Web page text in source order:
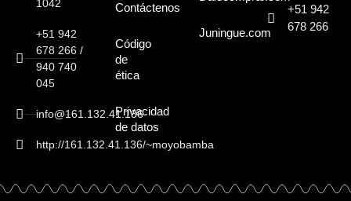
1042
+51 942
678 266 /
940 740
045
info@161.132.41.136
http://161.132.41.136/~moyobamba
Contáctenos
Código
de
ética
Privacidad
de datos
Juningue.com
+51 942
678 266